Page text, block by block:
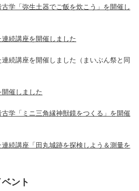
古学「弥生土器でご飯を炊こう」を開催し
連続講座を開催しました
連続講座を開催しました（まいぶん祭と同
開催しました
古学「ミニ三角縁神獣鏡をつくる」を開催
連続講座「田丸城跡を探検しよう＆測量を
ント